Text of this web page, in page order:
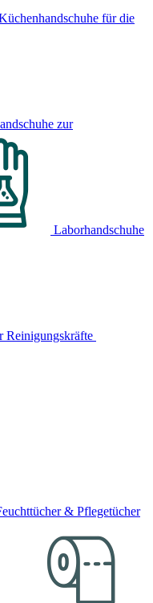
für die
zur
Laborhandschuhe
Reinigungskräfte
& Pflegetücher